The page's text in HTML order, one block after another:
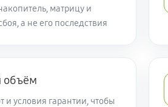
300 PH315-53-78HC
матрицу и
а не его последствия
объём
условия гарантии, чтобы